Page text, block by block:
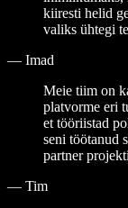
kiiresti helid
valiks ühtegi
— Imad
Meie tiim on
platvorme eri
et tööriistad
seni töötanud
partner
— Tim